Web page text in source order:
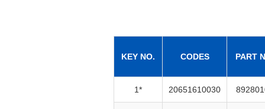
KEY NO. CODES PART
1* 20651610030